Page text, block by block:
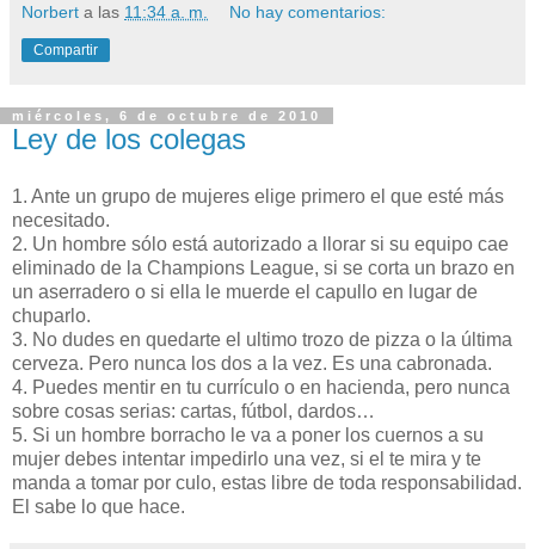
Norbert a las 11:34 a. m. No hay comentarios:
Compartir
miércoles, 6 de octubre de 2010
Ley de los colegas
1. Ante un grupo de mujeres elige primero el que esté más
necesitado.
2. Un hombre sólo está autorizado a llorar si su equipo cae
eliminado de la Champions League, si se corta un brazo en
un aserradero o si ella le muerde el capullo en lugar de
chuparlo.
3. No dudes en quedarte el ultimo trozo de pizza o la última
cerveza. Pero nunca los dos a la vez. Es una cabronada.
4. Puedes mentir en tu currículo o en hacienda, pero nunca
sobre cosas serias: cartas, fútbol, dardos…
5. Si un hombre borracho le va a poner los cuernos a su
mujer debes intentar impedirlo una vez, si el te mira y te
manda a tomar por culo, estas libre de toda responsabilidad.
El sabe lo que hace.